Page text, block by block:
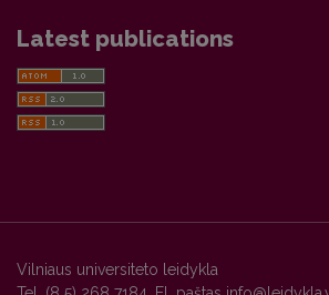
Latest publications
Vilniaus universiteto leidykla